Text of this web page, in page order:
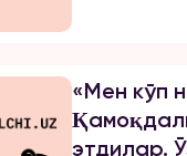
сўзларни
олдига
«Мен кўп
этдилар.